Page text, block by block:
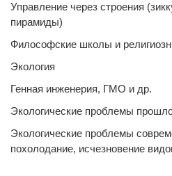
Управление через строения
пирамиды)
Философские школы и
Экология
Генная инженерия, ГМО и др.
Экологические проблемы
Экологические проблемы
похолодание, исчезновение